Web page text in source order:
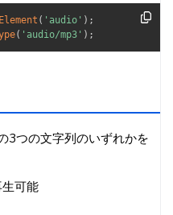
( 'audio' ) ;
( 'audio/mp3' ) ;
3つの文字列のいずれかを
可能